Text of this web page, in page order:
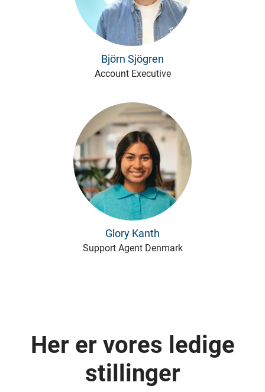
Björn Sjögren
Account Executive
Glory Kanth
Support Agent Denmark
Her er vores ledige
stillinger